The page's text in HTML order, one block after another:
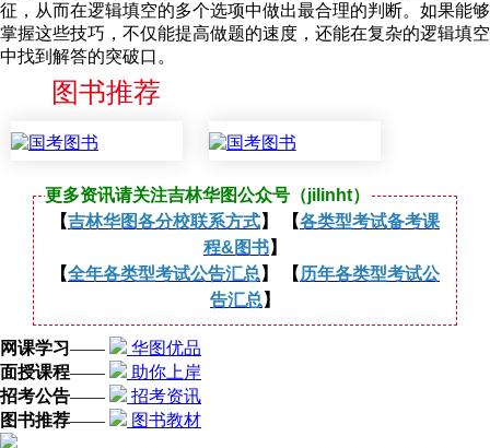
征，从而在逻辑填空的多个选项中做出最合理的判断。如果能够
掌握这些技巧，不仅能提高做题的速度，还能在复杂的逻辑填空
中找到解答的突破口。
图书推荐
更多资讯请关注吉林华图公众号（jilinht）
【吉林华图各分校联系方式】 【各类型考试备考课
程&图书】
【全年各类型考试公告汇总 】 【 历年各类型考试公
告汇总 】
网课学习——
华图优品
面授课程——
助你上岸
招考公告——
招考资讯
图书推荐—— 图书教材